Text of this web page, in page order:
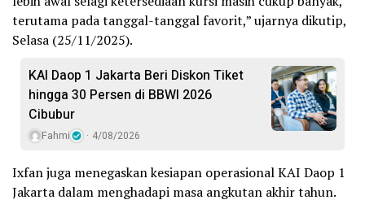
terutama pada tanggal-tanggal favorit,” ujarnya dikutip,
Selasa (25/11/2025).
KAI Daop 1 Jakarta Beri Diskon Tiket
hingga 30 Persen di BBWI 2026
Cibubur
Fahmi 4/08/2026
Ixfan juga menegaskan kesiapan operasional KAI Daop 1
Jakarta dalam menghadapi masa angkutan akhir tahun.